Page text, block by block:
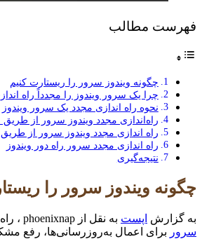
فهرست مطالب
چگونه ویندوز سرور را ریستارت کنیم
چرا یک سرور ویندوز را مجدداً راه
نحوه راه اندازی مجدد یک سرور ویندوز
راه‌اندازی مجدد ویندوز سرور از
راه اندازی مجدد ویندوز سرور از
راه اندازی مجدد سرور راه دور ویندوز
نتیجه‌گیری
چگونه ویندوز سرور را
به گزارش اپست به نقل از phoenixnap ، راه اندازی مجدد یک
سرور برای اعمال به‌روزرسانی‌ها، رفع